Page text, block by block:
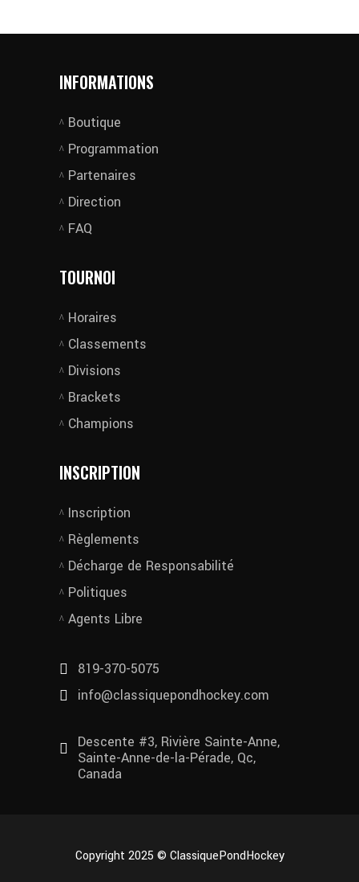
INFORMATIONS
Boutique
Programmation
Partenaires
Direction
FAQ
TOURNOI
Horaires
Classements
Divisions
Brackets
Champions
INSCRIPTION
Inscription
Règlements
Décharge de Responsabilité
Politiques
Agents Libre
819-370-5075
info@classiquepondhockey.com
Descente #3, Rivière Sainte-Anne,
Sainte-Anne-de-la-Pérade, Qc,
Canada
Copyright 2025 © ClassiquePondHockey